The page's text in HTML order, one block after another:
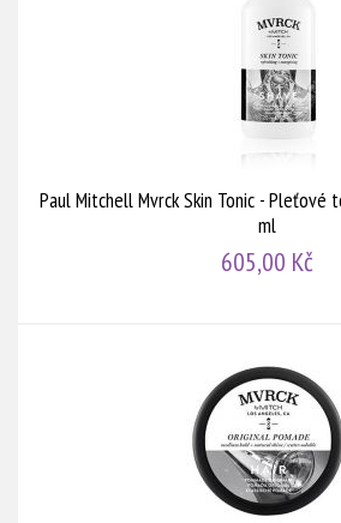
Paul Mitchell Mvrck Skin Tonic - Pleťové
ml
605,00 Kč